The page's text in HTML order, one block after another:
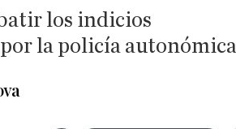
los indicios
la policía autonómica